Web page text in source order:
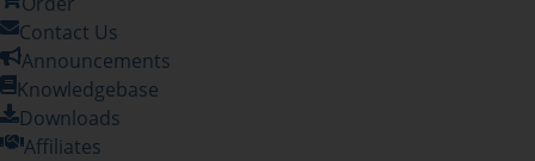
Contact Us
Announcements
Knowledgebase
Downloads
Affiliates